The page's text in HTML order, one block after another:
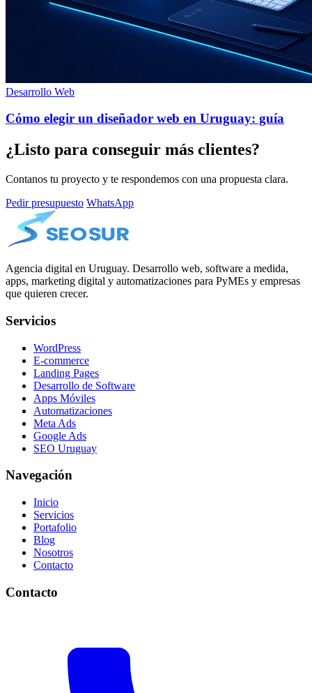
Desarrollo Web
Cómo elegir un diseñador web en Uruguay: guía
¿Listo para conseguir más clientes?
Contanos tu proyecto y te respondemos con una propuesta clara.
Pedir presupuesto WhatsApp
Agencia digital en Uruguay. Desarrollo web, software a medida,
apps, marketing digital y automatizaciones para PyMEs y empresas
que quieren crecer.
Servicios
WordPress
E-commerce
Landing Pages
Desarrollo de Software
Apps Móviles
Automatizaciones
Meta Ads
Google Ads
SEO Uruguay
Navegación
Inicio
Servicios
Portafolio
Blog
Nosotros
Contacto
Contacto